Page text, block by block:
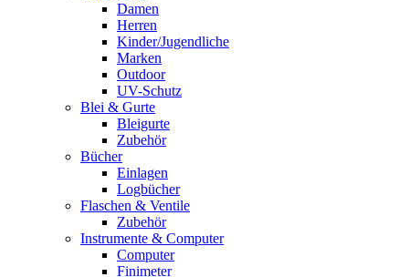
Damen
Herren
Kinder/Jugendliche
Marken
Outdoor
UV-Schutz
Blei & Gurte
Bleigurte
Zubehör
Bücher
Einlagen
Logbücher
Flaschen & Ventile
Zubehör
Instrumente & Computer
Computer
Finimeter